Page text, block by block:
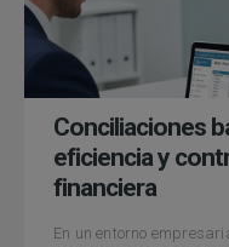
Conciliaciones
eficiencia y
financiera
En un entorno